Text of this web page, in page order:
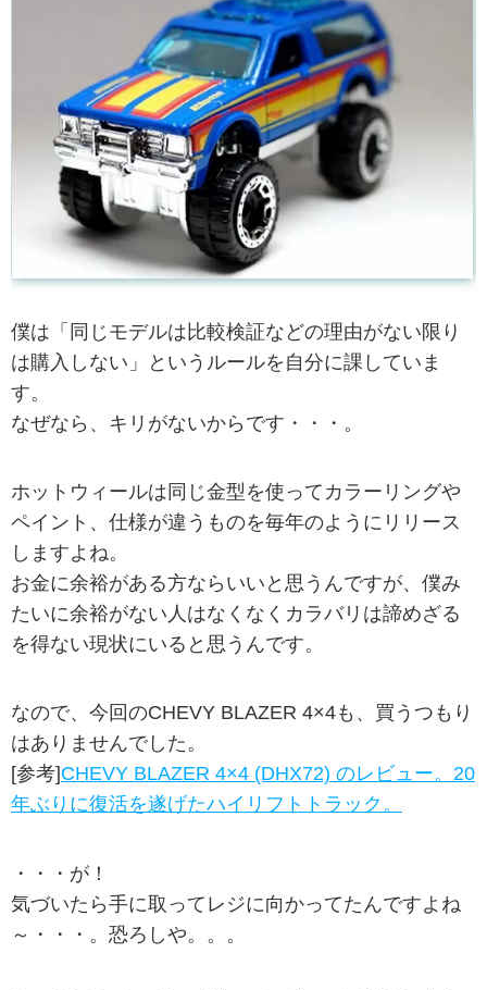
僕は「同じモデルは比較検証などの理由がない限り
は購入しない」というルールを自分に課していま
す。
なぜなら、キリがないからです・・・。
ホットウィールは同じ金型を使ってカラーリングや
ペイント、仕様が違うものを毎年のようにリリース
しますよね。
お金に余裕がある方ならいいと思うんですが、僕み
たいに余裕がない人はなくなくカラバリは諦めざる
を得ない現状にいると思うんです。
なので、今回のCHEVY BLAZER 4×4も、買うつもり
はありませんでした。
[参考]CHEVY BLAZER 4×4 (DHX72) のレビュー。20
年ぶりに復活を遂げたハイリフトトラック。
・・・が！
気づいたら手に取ってレジに向かってたんですよね
～・・・。恐ろしや。。。